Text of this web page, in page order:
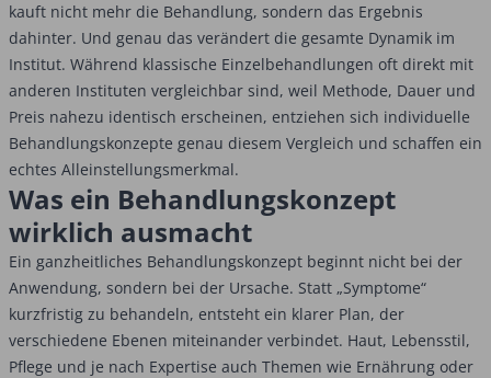
kauft nicht mehr die Behandlung, sondern das Ergebnis
dahinter. Und genau das verändert die gesamte Dynamik im
Institut. Während klassische Einzelbehandlungen oft direkt mit
anderen Instituten vergleichbar sind, weil Methode, Dauer und
Preis nahezu identisch erscheinen, entziehen sich individuelle
Behandlungskonzepte genau diesem Vergleich und schaffen ein
echtes Alleinstellungsmerkmal.
Was ein Behandlungskonzept
wirklich ausmacht
Ein ganzheitliches Behandlungskonzept beginnt nicht bei der
Anwendung, sondern bei der Ursache. Statt „Symptome“
kurzfristig zu behandeln, entsteht ein klarer Plan, der
verschiedene Ebenen miteinander verbindet. Haut, Lebensstil,
Pflege und je nach Expertise auch Themen wie Ernährung oder